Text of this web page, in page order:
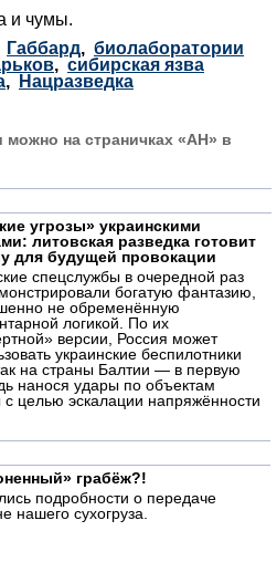
и чумы.
Габбард, биолаборатории
, сибирская язва
, Нацразведка
на страничках «АН» в
угрозы» украинскими
литовская разведка готовит
для будущей провокации
спецслужбы в очередной раз
богатую фантазию,
не обременённую
логикой. По их
версии, Россия может
украинские беспилотники
на страны Балтии — в первую
нанося удары по объектам
с целью эскалации напряжённости
грабёж?!
подробности о передаче
нашего сухогруза.